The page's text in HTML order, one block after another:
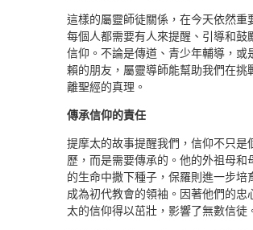
這樣的屬靈師徒關係，在今天依然重
每個人都需要有人來提醒、引導和鼓
信仰。不論是傳道、青少年輔導，或
賴的朋友，屬靈導師能幫助我們在挑
離聖經的真理。
傳承信仰的責任
提摩太的故事提醒我們，信仰不只是
歷，而是需要傳承的。他的外祖母和
的生命中撒下種子，保羅則進一步培
成為初代教會的領袖。因著他們的忠
太的信仰得以茁壯，影響了無數信徒